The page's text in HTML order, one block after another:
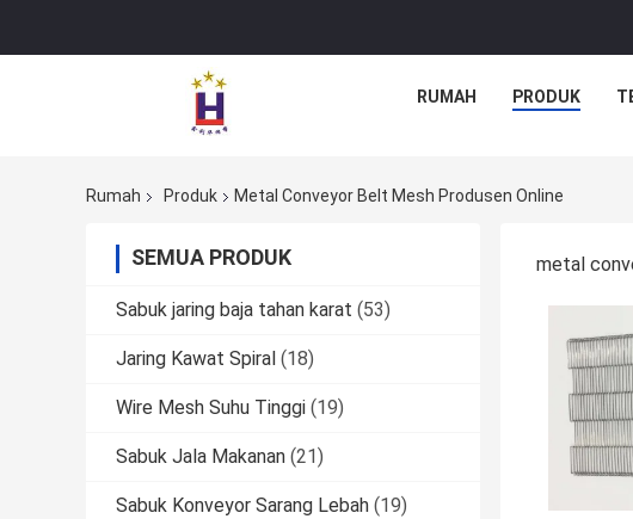
RUMAH PRODUK
Rumah Produk Metal Conveyor Belt Mesh Produsen Online
SEMUA PRODUK
Sabuk jaring baja tahan karat (53)
Jaring Kawat Spiral (18)
Wire Mesh Suhu Tinggi (19)
Sabuk Jala Makanan (21)
Sabuk Konveyor Sarang Lebah (19)
metal